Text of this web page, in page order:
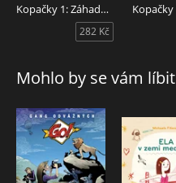
Kopačky 1: Záhada spiacich rozhodcov
282 Kč
Mohlo by se vám líbit